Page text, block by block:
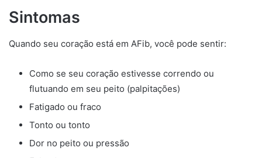
Sintomas
Quando seu coração está em AFib, você pode sentir:
Como se seu coração estivesse correndo ou
flutuando em seu peito (palpitações)
Fatigado ou fraco
Tonto ou tonto
Dor no peito ou pressão